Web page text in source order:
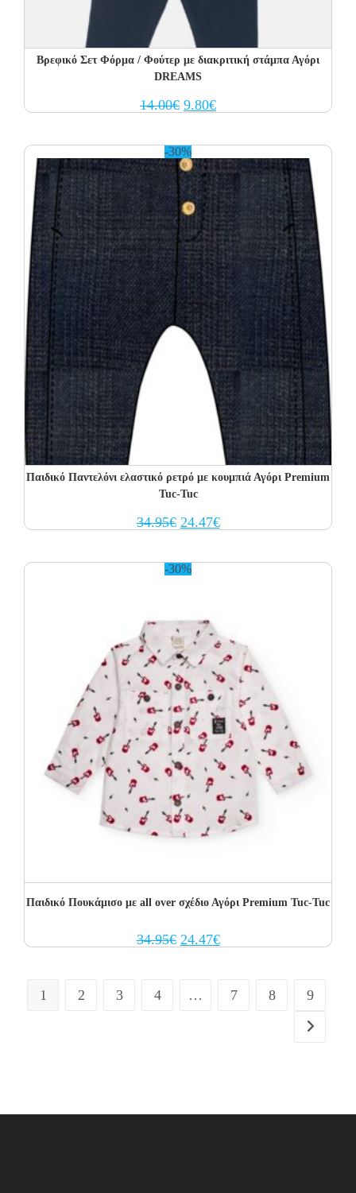
Βρεφικό Σετ Φόρμα / Φούτερ με διακριτική στάμπα Αγόρι
DREAMS
14.00€ Original
price
9.80€Current
price
-30%
Παιδικό Παντελόνι ελαστικό ρετρό με κουμπιά Αγόρι Premium
Tuc-Tuc
34.95€ Original
price
24.47€Current
price
-30%
Παιδικό Πουκάμισο με all over σχέδιο Αγόρι Premium Tuc-Tuc
34.95€ Original
price
24.47€Current
price
1 2 3 4 … 7 8 9